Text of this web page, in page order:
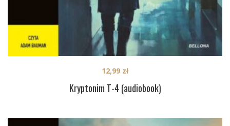
Kryptonim T-4 (audiobook)
12,99 zł